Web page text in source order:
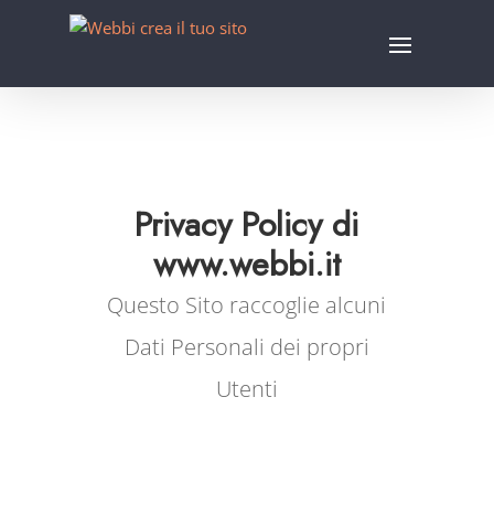
Privacy Policy di
www.webbi.it
Questo Sito raccoglie alcuni
Dati Personali dei propri
Utenti